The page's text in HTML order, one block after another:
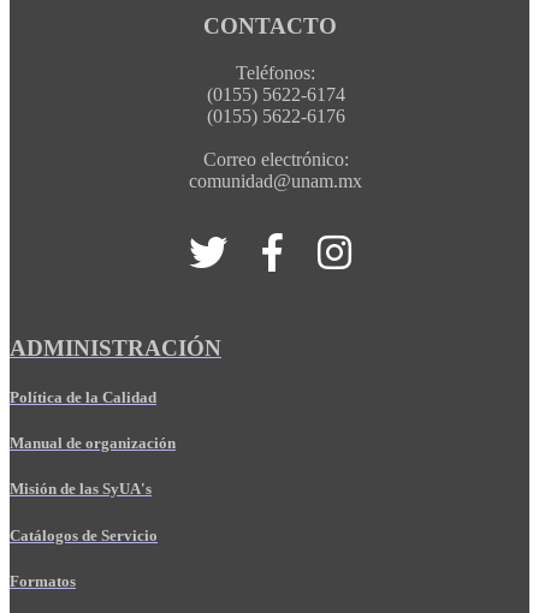
CONTACTO
Teléfonos:
(0155) 5622-6174
(0155) 5622-6176
Correo electrónico:
comunidad@unam.mx
ADMINISTRACIÓN
Política de la Calidad
Manual de organización
Misión de las SyUA's
Catálogos de Servicio
Formatos